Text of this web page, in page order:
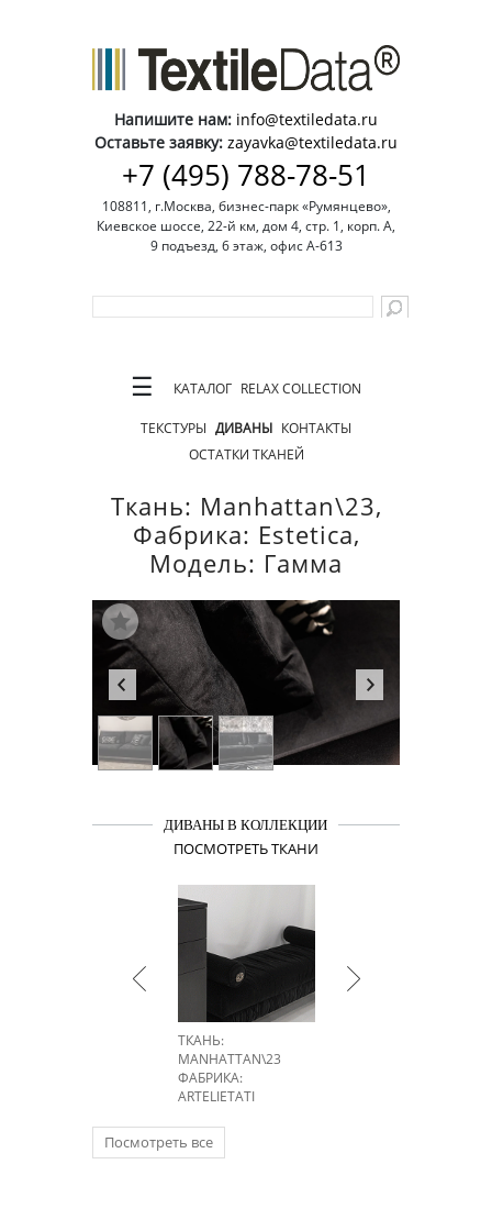
Напишите нам: info@textiledata.ru
Оставьте заявку: zayavka@textiledata.ru
+7 (495) 788-78-51
108811, г.Москва, бизнес-парк «Румянцево»,
Киевское шоссе, 22-й км, дом 4, стр. 1, корп. А,
9 подъезд, 6 этаж, офис А-613
☰ КАТАЛОГ RELAX COLLECTION
ТЕКСТУРЫ ДИВАНЫ КОНТАКТЫ
ОСТАТКИ ТКАНЕЙ
Ткань: Manhattan\23,
Фабрика: Estetica,
Модель: Гамма
ДИВАНЫ В КОЛЛЕКЦИИ
ПОСМОТРЕТЬ ТКАНИ
ТКАНЬ:
MANHATTAN\23
ФАБРИКА:
ARTELIETATI
Посмотреть все